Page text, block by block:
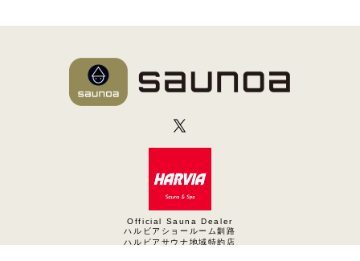
Official Sauna Dealer
ハルビアショールーム釧路
ハルビアサウナ地域特約店